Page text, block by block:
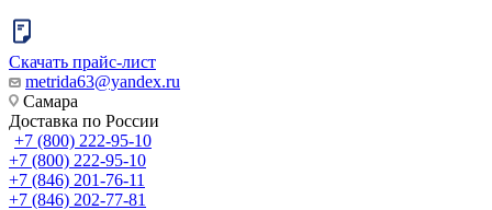
Скачать прайс-лист
metrida63@yandex.ru
Самара
Доставка по России
+7 (800) 222-95-10
+7 (800) 222-95-10
+7 (846) 201-76-11
+7 (846) 202-77-81